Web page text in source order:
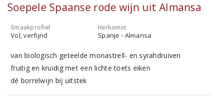
Soepele Spaanse rode wijn uit Almansa
Smaakprofiel
Vol, verfijnd
Herkomst
Spanje - Almansa
van biologisch geteelde monastrell- en syrahdruiven
fruitig en kruidig met een lichte toets eiken
dé borrelwijn bij uitstek